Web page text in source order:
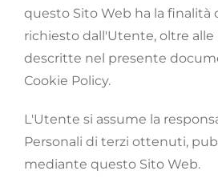
questo Sito Web ha la finalità
richiesto dall'Utente, oltre
descritte nel presente
Cookie Policy.
L'Utente si assume la
Personali di terzi ottenuti,
mediante questo Sito Web.